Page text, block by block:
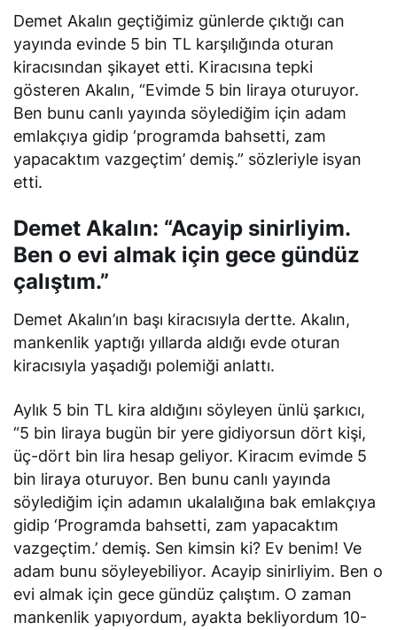
Demet Akalın geçtiğimiz günlerde çıktığı can
yayında evinde 5 bin TL karşılığında oturan
kiracısından şikayet etti. Kiracısına tepki
gösteren Akalın, “Evimde 5 bin liraya oturuyor.
Ben bunu canlı yayında söylediğim için adam
emlakçıya gidip ‘programda bahsetti, zam
yapacaktım vazgeçtim’ demiş.” sözleriyle isyan
etti.
Demet Akalın: “Acayip sinirliyim.
Ben o evi almak için gece gündüz
çalıştım.”
Demet Akalın’ın başı kiracısıyla dertte. Akalın,
mankenlik yaptığı yıllarda aldığı evde oturan
kiracısıyla yaşadığı polemiği anlattı.
Aylık 5 bin TL kira aldığını söyleyen ünlü şarkıcı,
“5 bin liraya bugün bir yere gidiyorsun dört kişi,
üç-dört bin lira hesap geliyor. Kiracım evimde 5
bin liraya oturuyor. Ben bunu canlı yayında
söylediğim için adamın ukalalığına bak emlakçıya
gidip ‘Programda bahsetti, zam yapacaktım
vazgeçtim.’ demiş. Sen kimsin ki? Ev benim! Ve
adam bunu söyleyebiliyor. Acayip sinirliyim. Ben o
evi almak için gece gündüz çalıştım. O zaman
mankenlik yapıyordum, ayakta bekliyordum 10-